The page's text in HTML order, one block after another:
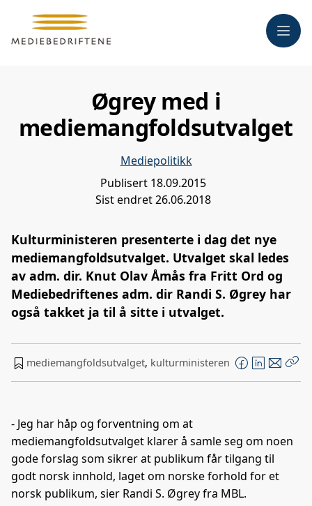
Meny
Øgrey med i
mediemangfoldsutvalget
Mediepolitikk
Publisert 18.09.2015
Sist endret26.06.2018
Kulturministeren presenterte i dag det nye
mediemangfoldsutvalget. Utvalget skal ledes
av adm. dir. Knut Olav Åmås fra Fritt Ord og
Mediebedriftenes adm. dir Randi S. Øgrey har
også takket ja til å sitte i utvalget.
mediemangfoldsutvalget, kulturministeren F
a
b
o
o
k
L
i
e
d
I
E
-
s
t
- Jeg har håp og forventning om at
mediemangfoldsutvalget klarer å samle seg om noen
gode forslag som sikrer at publikum får tilgang til
godt norsk innhold, laget om norske forhold for et
norsk publikum, sier Randi S. Øgrey fra MBL.